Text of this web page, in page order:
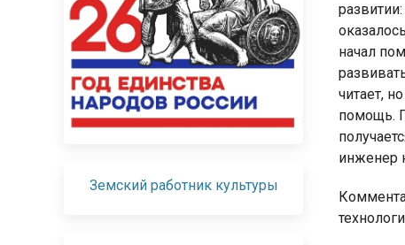
Земский работник культуры
начал
читает,
помощь.
инженер